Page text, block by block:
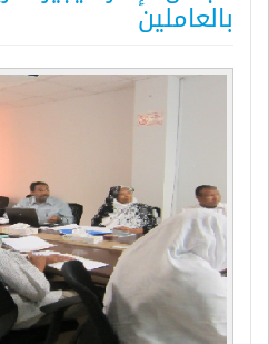
بالعاملين